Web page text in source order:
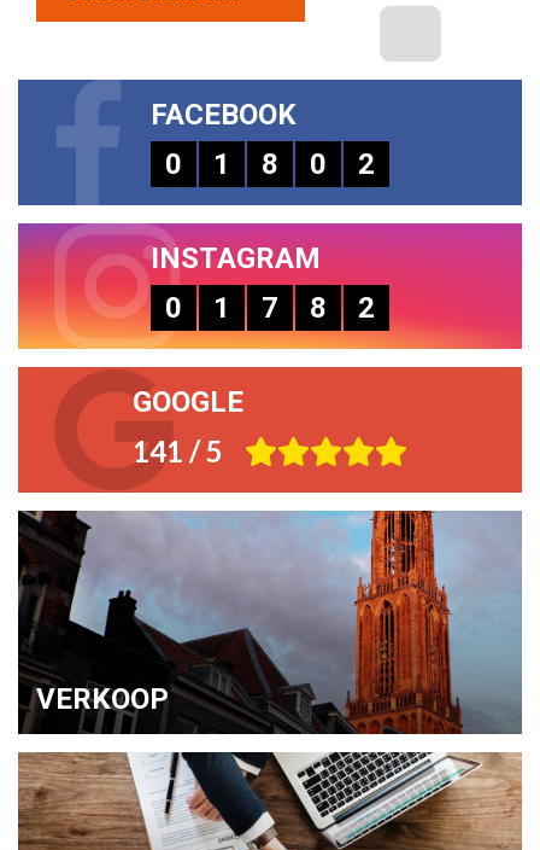
FACEBOOK
0
1 8 0 2
INSTAGRAM
0
1 7 8 2
GOOGLE
141 / 5
VERKOOP